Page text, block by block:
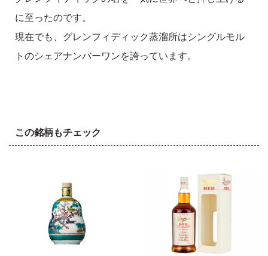
に至ったのです。
現在でも、グレンフィディック蒸溜所はシングルモル
トのシェアナンバーワンを誇っています。
この銘柄もチェック